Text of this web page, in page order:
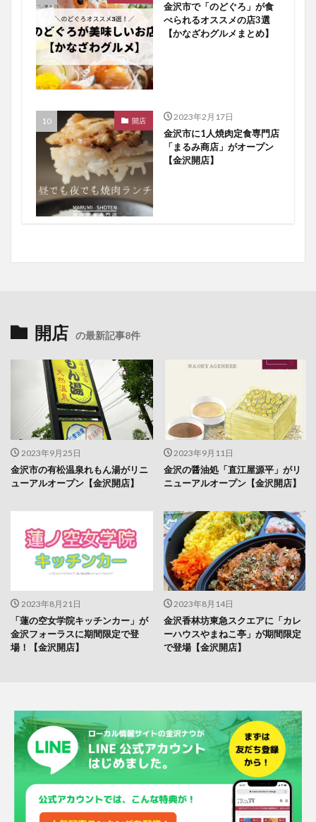
金沢市で「のどぐろ」が食
べられるオススメの店3選
【かなざわグルメまとめ】
開店 2023年2月17日
金沢市に1人焼肉定食専門店
「まるみ商店」がオープン
【金沢開店】
開店 の最新記事8件
2023年9月25日
金沢市の有松温泉れもん湯がリニ
ューアルオープン【金沢開店】
2023年9月11日
金沢の醤油処「直江屋源平」がリ
ニューアルオープン【金沢開店】
2023年8月21日
「蓮の空女学院キッチンカー」が
金沢フォーラスに期間限定で登
場！【金沢開店】
2023年8月14日
金沢香林坊東急スクエアに「カレ
ーハウスやまねこ亭」が期間限定
で登場【金沢開店】